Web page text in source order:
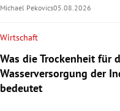
Michael Pekovics05.08.2026
Wirtschaft
Was die Trockenheit für
Wasserversorgung der
bedeutet